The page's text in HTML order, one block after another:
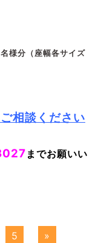
様分（座幅各サイズ
相談ください
までお願いい
5 »